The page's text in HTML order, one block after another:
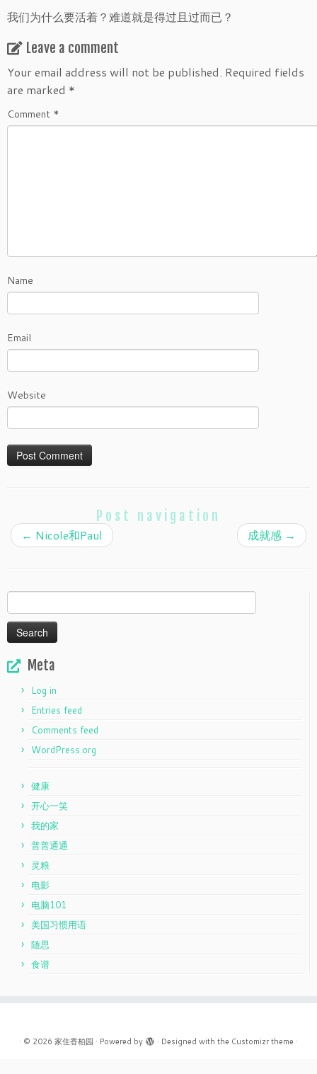
我们为什么要活着？难道就是得过且过而已？
Leave a comment
Your email address will not be published. Required fields
are marked *
Comment *
Name
Email
Website
Post navigation
← Nicole和Paul 成就感 →
for:
Meta
Log in
Entries feed
Comments feed
WordPress.org
健康
开心一笑
我的家
普普通通
灵粮
电影
电脑101
美国习惯用语
随思
食谱
· © 2026 家住香柏园 · Powered by · Designed with the Customizr theme ·